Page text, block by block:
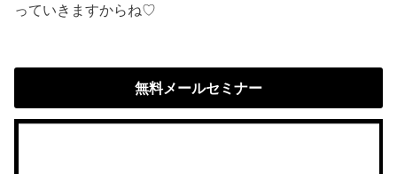
っていきますからね♡
無料メールセミナー